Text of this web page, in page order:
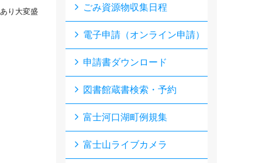
り大変盛
ごみ資源物収集日程
電子申請（オンライン申請）
申請書ダウンロード
図書館蔵書検索・予約
富士河口湖町例規集
富士山ライブカメラ